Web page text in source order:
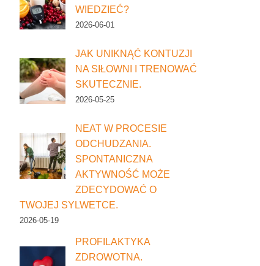
WIEDZIEĆ?
2026-06-01
JAK UNIKNĄĆ KONTUZJI
NA SIŁOWNI I TRENOWAĆ
SKUTECZNIE.
2026-05-25
NEAT W PROCESIE
ODCHUDZANIA.
SPONTANICZNA
AKTYWNOŚĆ MOŻE
ZDECYDOWAĆ O
TWOJEJ SYLWETCE.
2026-05-19
PROFILAKTYKA
ZDROWOTNA.